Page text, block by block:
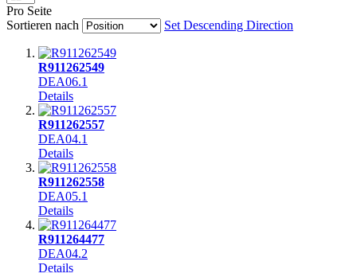
Pro Seite
Sortieren nach
Set Descending Direction
R911262549
DEA06.1
Details
R911262557
DEA04.1
Details
R911262558
DEA05.1
Details
R911264477
DEA04.2
Details